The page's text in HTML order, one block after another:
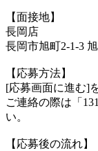
【面接地】
長岡店
長岡市旭町2-1-3
【応募方法】
[応募画面に進む]
ご連絡の際は「
い。
【応募後の流れ】